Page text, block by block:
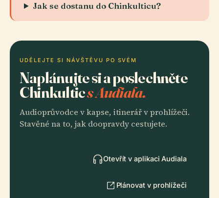
Jak se dostanu do Chinkulticu?
UDĚLEJTE SI NÁVŠTĚVU PO SVÉM
Naplánujte si a poslechněte
Chinkultics Audiala.
Audioprůvodce v kapse, itinerář v prohlížeči.
Stavěné na to, jak doopravdy cestujete.
Otevřít v aplikaci Audiala
Plánovat v prohlížeči